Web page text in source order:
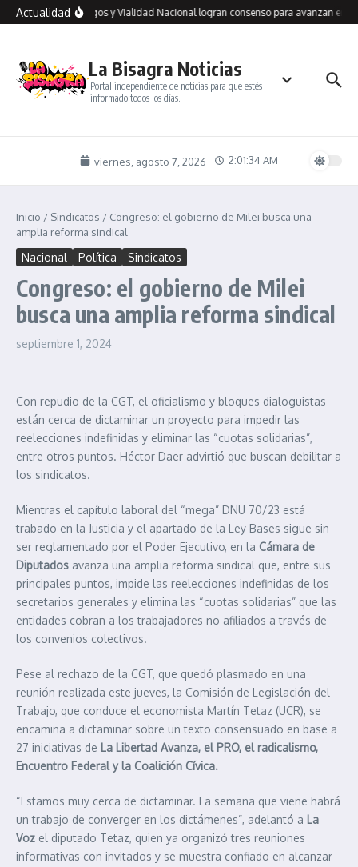
Saltar al contenido
ActualidadRío Gallegos y Vialidad Nacional logran consenso para avanzan en
La Bisagra Noticias
Portal independiente de noticias para que estés
informado todos los días.
viernes, agosto 7, 2026 2:01:35 AM
Inicio / Sindicatos / Congreso: el gobierno de Milei busca una
amplia reforma sindical
Nacional Política Sindicatos
Congreso: el gobierno de Milei
busca una amplia reforma sindical
septiembre 1, 2024
Con repudio de la CGT, el oficialismo y bloques dialoguistas
están cerca de dictaminar un proyecto para impedir las
reelecciones indefinidas y eliminar las “cuotas solidarias”,
entre otros puntos. Héctor Daer advirtió que buscan debilitar a
los sindicatos.
Mientras el capítulo laboral del “mega” DNU 70/23 está
trabado en la Justicia y el apartado de la Ley Bases sigue sin
ser reglamentado por el Poder Ejecutivo, en la Cámara de
Diputados avanza una amplia reforma sindical que, entre sus
principales puntos, impide las reelecciones indefinidas de los
secretarios generales y elimina las “cuotas solidarias” que las
entidades cobran a los trabajadores no afiliados a través de
los convenios colectivos.
Pese al rechazo de la CGT, que quedó plasmado en una
reunión realizada este jueves, la Comisión de Legislación del
Trabajo, que conduce el economista Martín Tetaz (UCR), se
encamina a dictaminar sobre un texto consensuado en base a
27 iniciativas de La Libertad Avanza, el PRO, el radicalismo,
Encuentro Federal y la Coalición Cívica.
“Estamos muy cerca de dictaminar. La semana que viene habrá
un trabajo de converger en los dictámenes”, adelantó a La
Voz el diputado Tetaz, quien ya organizó tres reuniones
informativas con invitados y se muestra confiado en alcanzar